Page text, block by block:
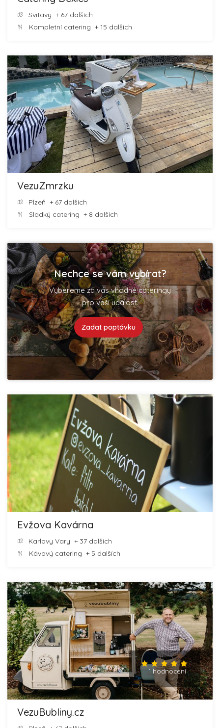
Svitavy + 67 dalších
Kompletní catering + 15 dalších
VezuZmrzku
Plzeň + 67 dalších
Sladký catering + 8 dalších
Nechce se vám vybírat?
Vybereme za vás vhodné cateringy
pro vaší událost.
Zadat poptávku
Evžova Kavárna
Karlovy Vary + 37 dalších
Kávový catering + 5 dalších
1 hodnocení
VezuBubliny.cz